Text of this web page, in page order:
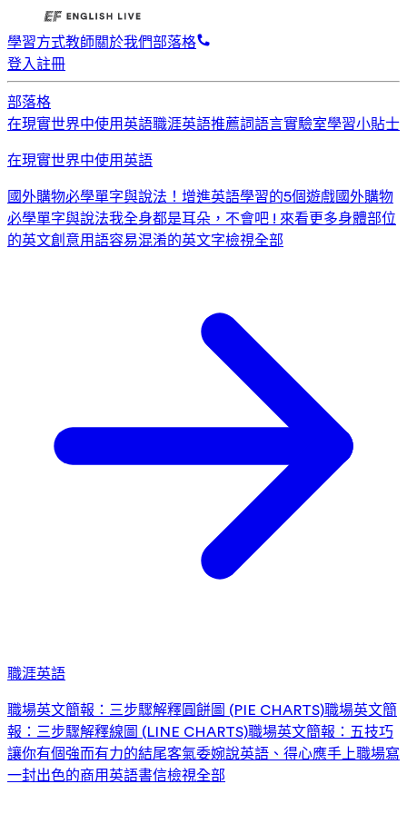
學習方式教師關於我們部落格
登入註冊
部落格
在現實世界中使用英語職涯英語推薦詞語言實驗室學習小貼士
在現實世界中使用英語
國外購物必學單字與說法！ 增進英語學習的5個遊戲國外購物
必學單字與說法我全身都是耳朵，不會吧 ! 來看更多身體部位
的英文創意用語容易混淆的英文字檢視全部
職涯英語
職場英文簡報：三步驟解釋圓餅圖 (PIE CHARTS)職場英文簡
報：三步驟解釋線圖 (LINE CHARTS)職場英文簡報：五技巧
讓你有個強而有力的結尾客氣委婉說英語、得心應手上職場寫
一封出色的商用英語書信檢視全部